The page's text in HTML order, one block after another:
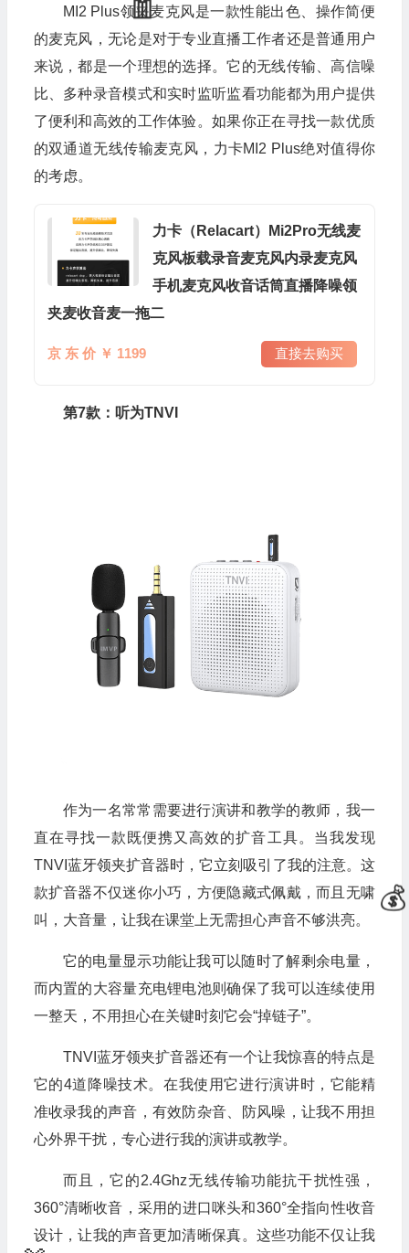
MI2 Plus领夹麦克风是一款性能出色、操作简便
的麦克风，无论是对于专业直播工作者还是普通用户
来说，都是一个理想的选择。它的无线传输、高信噪
比、多种录音模式和实时监听监看功能都为用户提供
了便利和高效的工作体验。如果你正在寻找一款优质
的双通道无线传输麦克风，力卡MI2 Plus绝对值得你
的考虑。
力卡（Relacart）Mi2Pro无线麦
克风板载录音麦克风内录麦克风
手机麦克风收音话筒直播降噪领
夹麦收音麦一拖二
京 东 价 ￥ 1199 直接去购买
第7款：听为TNVI
作为一名常常需要进行演讲和教学的教师，我一
直在寻找一款既便携又高效的扩音工具。当我发现
TNVI蓝牙领夹扩音器时，它立刻吸引了我的注意。这
款扩音器不仅迷你小巧，方便隐藏式佩戴，而且无啸
叫，大音量，让我在课堂上无需担心声音不够洪亮。
它的电量显示功能让我可以随时了解剩余电量，
而内置的大容量充电锂电池则确保了我可以连续使用
一整天，不用担心在关键时刻它会“掉链子”。
TNVI蓝牙领夹扩音器还有一个让我惊喜的特点是
它的4道降噪技术。在我使用它进行演讲时，它能精
准收录我的声音，有效防杂音、防风噪，让我不用担
心外界干扰，专心进行我的演讲或教学。
而且，它的2.4Ghz无线传输功能抗干扰性强，
360°清晰收音，采用的进口咪头和360°全指向性收音
设计，让我的声音更加清晰保真。这些功能不仅让我